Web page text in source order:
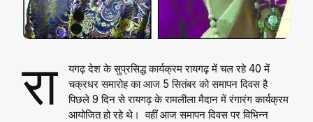
रा
यगढ़ देश के सुप्रसिद्ध कार्यक्रम रायगढ़ में चल रहे 40 में
चक्रधर समारोह का आज 5 सितंबर को समापन दिवस है
पिछले 9 दिन से रायगढ़ के रामलीला मैदान में रंगारंग कार्यक्रम
आयोजित हो रहे थे। वहीं आज समापन दिवस पर विभिन्न